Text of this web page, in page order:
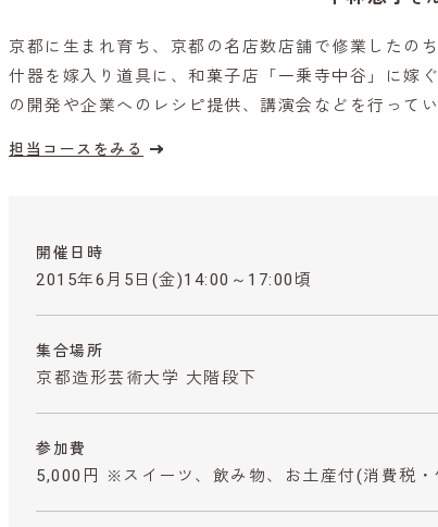
京都に生まれ育ち、京都の名店数店舗で修業したの
什器を嫁入り道具に、和菓子店「一乗寺中谷」に嫁
の開発や企業へのレシピ提供、講演会などを行って
担当コースをみる
開催日時
2015年6月5日(金)14:00～17:00頃
集合場所
京都造形芸術大学 大階段下
参加費
5,000円 ※スイーツ、飲み物、お土産付(消費税